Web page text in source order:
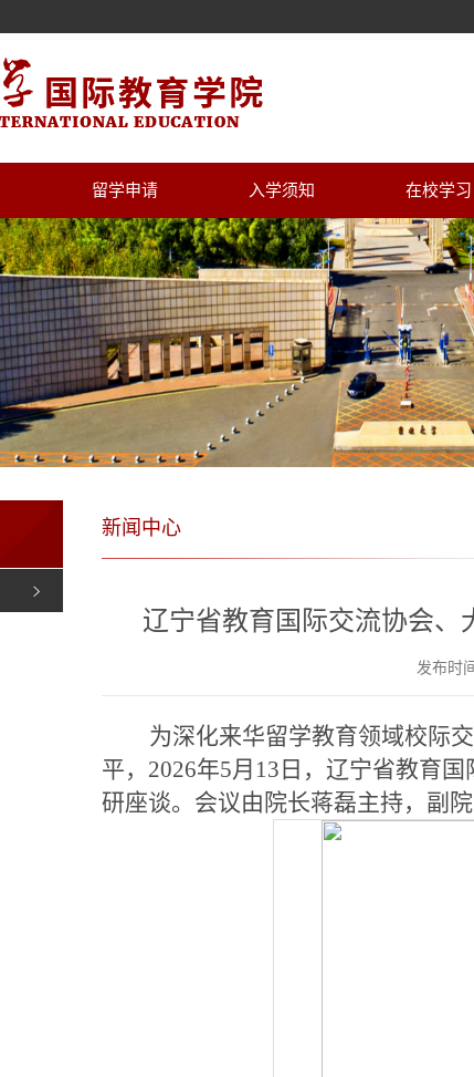
留学申请 入学须知 在校学习
新闻中心
辽宁省教育国际交流协会、
发布时
为深化来华留学教育领域校际
平， 2026年5月13日，辽宁省教育
研座谈。会议由院长蒋磊主持，副